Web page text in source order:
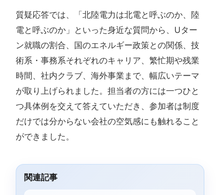
質疑応答では、「北陸電力は北電と呼ぶのか、陸
電と呼ぶのか」といった身近な質問から、Uター
ン就職の割合、国のエネルギー政策との関係、技
術系・事務系それぞれのキャリア、繁忙期や残業
時間、社内クラブ、海外事業まで、幅広いテーマ
が取り上げられました。担当者の方には一つひと
つ具体例を交えて答えていただき、参加者は制度
だけでは分からない会社の空気感にも触れること
ができました。
関連記事